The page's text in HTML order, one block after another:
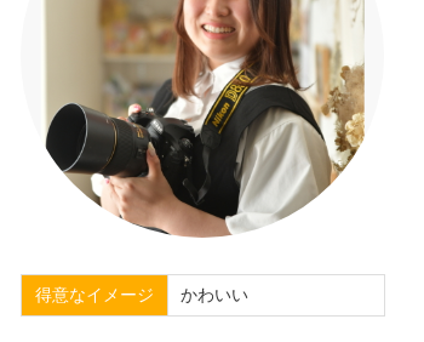
得意なイメージ かわいい